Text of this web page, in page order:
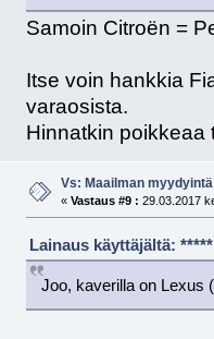
Samoin Citroën =
Itse voin hankkia
varaosista.
Hinnatkin poikkeaa
Vs: Maailman
« Vastaus #9 : 29.03.2017
Lainaus käyttäjältä:
Joo, kaverilla on Lexus